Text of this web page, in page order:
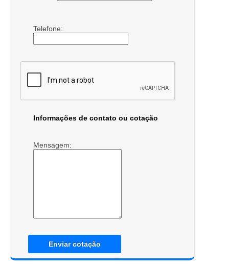
Telefone:
Informações de contato ou cotação
Mensagem:
Enviar cotação